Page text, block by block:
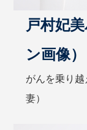
戸村妃
ン画像）
がんを乗り
妻）